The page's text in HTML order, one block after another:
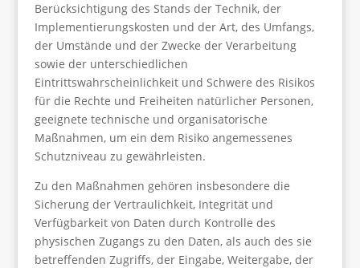
Berücksichtigung des Stands der Technik, der
Implementierungskosten und der Art, des Umfangs,
der Umstände und der Zwecke der Verarbeitung
sowie der unterschiedlichen
Eintrittswahrscheinlichkeit und Schwere des Risikos
für die Rechte und Freiheiten natürlicher Personen,
geeignete technische und organisatorische
Maßnahmen, um ein dem Risiko angemessenes
Schutzniveau zu gewährleisten.
Zu den Maßnahmen gehören insbesondere die
Sicherung der Vertraulichkeit, Integrität und
Verfügbarkeit von Daten durch Kontrolle des
physischen Zugangs zu den Daten, als auch des sie
betreffenden Zugriffs, der Eingabe, Weitergabe, der